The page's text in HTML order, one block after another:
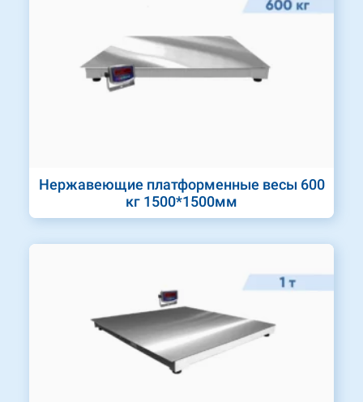
Нержавеющие платформенные весы 600
кг 1500*1500мм